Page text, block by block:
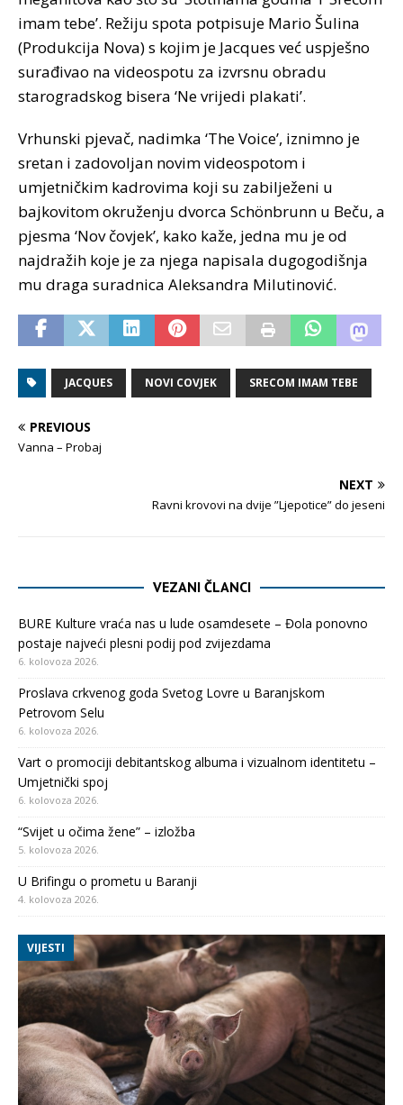
imam tebe’. Režiju spota potpisuje Mario Šulina
(Produkcija Nova) s kojim je Jacques već uspješno
surađivao na videospotu za izvrsnu obradu
starogradskog bisera ‘Ne vrijedi plakati’.
Vrhunski pjevač, nadimka ‘The Voice’, iznimno je
sretan i zadovoljan novim videospotom i
umjetničkim kadrovima koji su zabilježeni u
bajkovitom okruženju dvorca Schönbrunn u Beču, a
pjesma ‘Nov čovjek’, kako kaže, jedna mu je od
najdražih koje je za njega napisala dugogodišnja
mu draga suradnica Aleksandra Milutinović.
JACQUES NOVI COVJEK SRECOM IMAM TEBE
PREVIOUS
Vanna – Probaj
NEXT
Ravni krovovi na dvije ”Ljepotice” do jeseni
VEZANI ČLANCI
BURE Kulture vraća nas u lude osamdesete – Đola ponovno
postaje najveći plesni podij pod zvijezdama
6. kolovoza 2026.
Proslava crkvenog goda Svetog Lovre u Baranjskom
Petrovom Selu
6. kolovoza 2026.
Vart o promociji debitantskog albuma i vizualnom identitetu –
Umjetnički spoj
6. kolovoza 2026.
“Svijet u očima žene” – izložba
5. kolovoza 2026.
U Brifingu o prometu u Baranji
4. kolovoza 2026.
VIJESTI